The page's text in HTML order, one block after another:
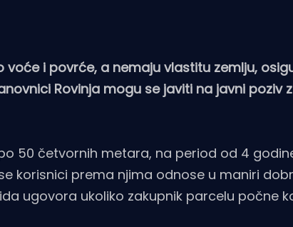
i povrće, a nemaju vlastitu zemlju,
Rovinja mogu se javiti na javni poziv
50 četvornih metara, na period od 4
korisnici prema njima odnose u maniri
ugovora ukoliko zakupnik parcelu počne